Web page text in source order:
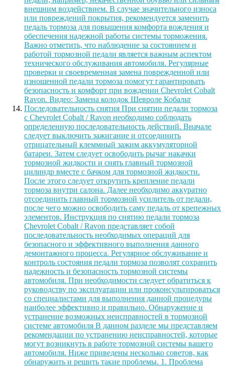
внешним воздействием. В случае значительного износа
или повреждений покрытия, рекомендуется заменить
педаль тормоза для повышения комфорта вождения и
обеспечения надежной работы системы торможения.
Важно отметить, что наблюдение за состоянием и
работой тормозной педали является важным аспектом
технического обслуживания автомобиля. Регулярные
проверки и своевременная замена поврежденной или
изношенной педали тормоза помогут гарантировать
безопасность и комфорт при вождении Chevrolet Cobalt
Ravon. Видео: Замена колодок Шевроле Кобальт
Последовательность снятия При снятии педали тормоза
с Chevrolet Cobalt / Ravon необходимо соблюдать
определенную последовательность действий. Вначале
следует выключить зажигание и отсоединить
отрицательный клеммный зажим аккумуляторной
батареи. Затем следует освободить рычаг накачки
тормозной жидкости и снять главный тормозной
цилиндр вместе с бачком для тормозной жидкости.
После этого следует открутить крепление педали
тормоза внутри салона. Далее необходимо аккуратно
отсоединить главный тормозной усилитель от педали,
после чего можно освободить саму педаль от крепежных
элементов. Инструкция по снятию педали тормоза
Chevrolet Cobalt / Ravon представляет собой
последовательность необходимых операций для
безопасного и эффективного выполнения данного
демонтажного процесса. Регулярное обслуживание и
контроль состояния педали тормоза позволят сохранить
надежность и безопасность тормозной системы
автомобиля. При необходимости следует обратиться к
руководству по эксплуатации или проконсультироваться
со специалистами для выполнения данной процедуры
наиболее эффективно и правильно. Обнаружение и
устранение возможных неисправностей в тормозной
системе автомобиля В данном разделе мы представляем
рекомендации по устранению неисправностей, которые
могут возникнуть в работе тормозной системы вашего
автомобиля. Ниже приведены несколько советов, как
обнаружить и решить такие проблемы. 1. Проблема